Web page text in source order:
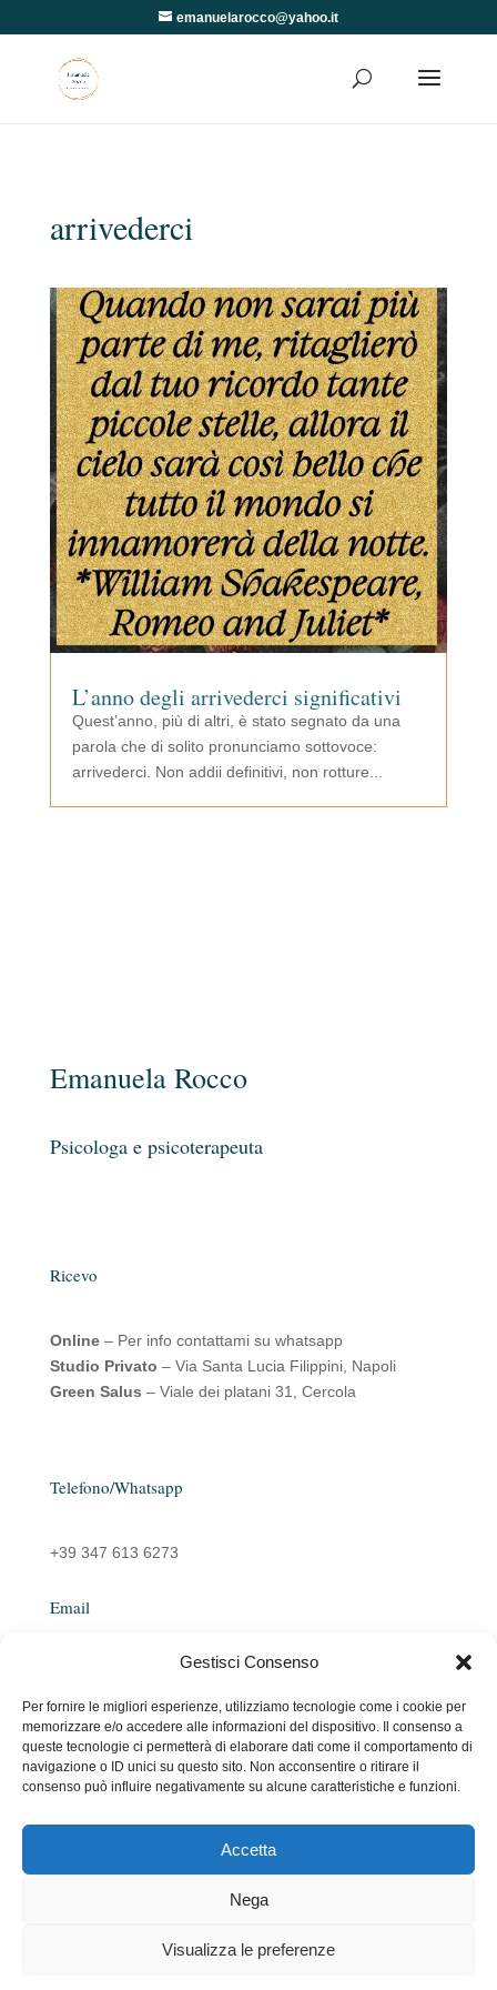
Gestisci Consenso
Per fornire le migliori esperienze, utilizziamo tecnologie come i cookie per
memorizzare e/o accedere alle informazioni del dispositivo. Il consenso a
queste tecnologie ci permetterà di elaborare dati come il comportamento di
navigazione o ID unici su questo sito. Non acconsentire o ritirare il
consenso può influire negativamente su alcune caratteristiche e funzioni.
Accetta
Nega
Visualizza le preferenze
emanuelarocco@yahoo.it
arrivederci
L’anno degli arrivederci significativi
Quest’anno, più di altri, è stato segnato da una
parola che di solito pronunciamo sottovoce:
arrivederci. Non addii definitivi, non rotture...
Emanuela Rocco
Psicologa e psicoterapeuta
Ricevo
Online– Per info contattami su whatsapp
Studio Privato – Via Santa Lucia Filippini, Napoli
Green Salus – Viale dei platani 31, Cercola
Telefono/Whatsapp
+39 347 613 6273
Email
emanuelarocco@yahoo.it